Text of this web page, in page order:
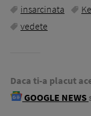
insarcinata
vedete
Daca ti-a placut
GOOGLE NEWS